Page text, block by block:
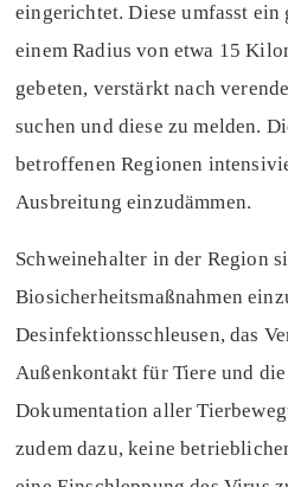
eingerichtet. Diese umfasst ein
einem Radius von etwa 15
gebeten, verstärkt nach
suchen und diese zu melden.
betroffenen Regionen
Ausbreitung einzudämmen.
Schweinehalter in der Region
Biosicherheitsmaßnahmen
Desinfektionsschleusen, das
Außenkontakt für Tiere und
Dokumentation aller
zudem dazu, keine